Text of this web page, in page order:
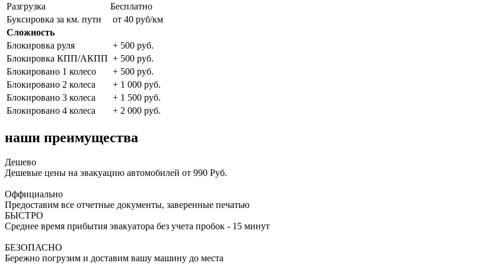
Разгрузка
Бесплатно
Буксировка за км. пути
от 40 руб/км
Сложность
Блокировка руля
+ 500 руб.
Блокировка КПП/АКПП + 500 руб.
Блокировано 1 колесо
+ 500 руб.
Блокировано 2 колеса
+ 1 000 руб.
Блокировано 3 колеса
+ 1 500 руб.
Блокировано 4 колеса
+ 2 000 руб.
наши преимущества
Дешево
Дешевые цены на эвакуацию автомобилей от 990 Руб.
Оффициально
Предоставим все отчетные документы, заверенные печатью
БЫСТРО
Среднее время прибытия эвакуатора без учета пробок - 15 минут
БЕЗОПАСНО
Бережно погрузим и доставим вашу машину до места